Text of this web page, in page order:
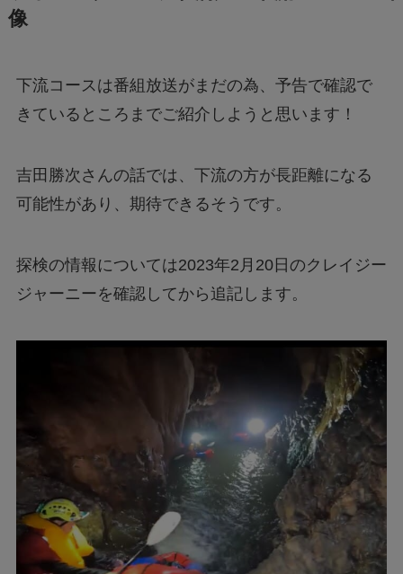
像
下流コースは番組放送がまだの為、予告で確認で
きているところまでご紹介しようと思います！
吉田勝次さんの話では、下流の方が長距離になる
可能性があり、期待できるそうです。
探検の情報については2023年2月20日のクレイジー
ジャーニーを確認してから追記します。